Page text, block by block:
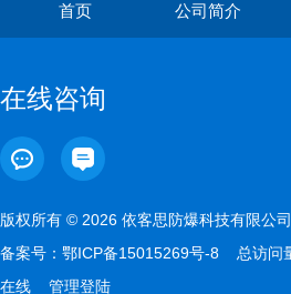
首页 公司简介
在线咨询
版权所有 © 2026 依客思防爆科技有限公
备案号： 鄂ICP备15015269号-8 总访问
在线
管理登陆